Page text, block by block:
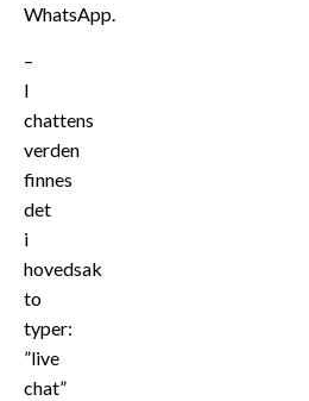
WhatsApp.
–
I
chattens
verden
finnes
det
i
hovedsak
to
typer:
”live
chat”